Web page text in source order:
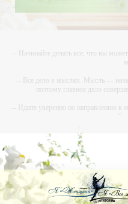
-- Начинайте делать все, что вы
-- Все дело в мыслях. Мысль —
поэтому главное дело
-- Идите уверенно по направлению к
-- Самое большое богатство — это
страхов самый
-- Лучшее, что можно сделать с
никогда не бывает
-- Люблю давать советы и